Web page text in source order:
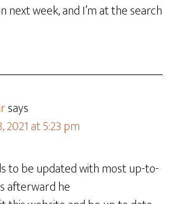
next week, and I’m at the search
says
2021 at 5:23 pm
to be updated with most up-to-
afterward he